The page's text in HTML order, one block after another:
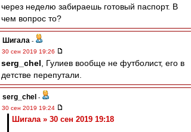
через неделю забираешь готовый паспорт. В
чем вопрос то?
Шигала -
30 сен 2019 19:26
serg_chel , Гулиев вообще не футболист, его в
детстве перепутали.
serg_chel -
30 сен 2019 19:24
Шигала » 30 сен 2019 19:18